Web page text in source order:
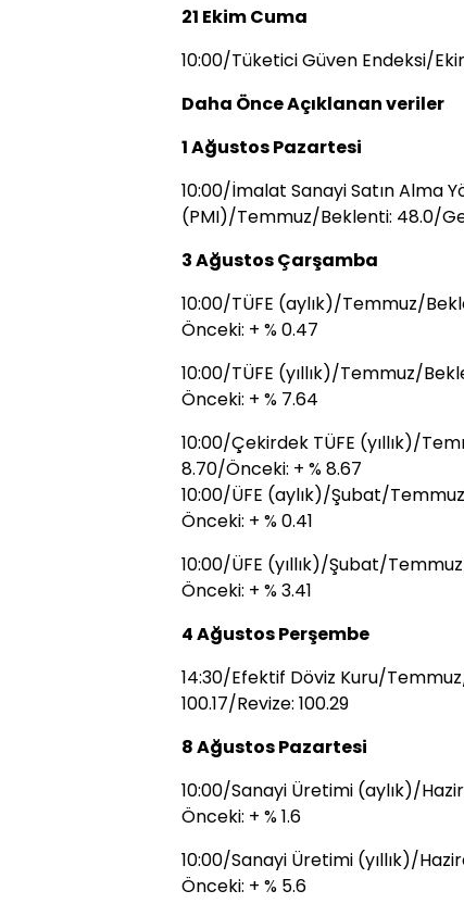
21 Ekim Cuma
10:00/Tüketici Güven Endeksi/
Daha Önce Açıklanan veriler
1 Ağustos Pazartesi
10:00/İmalat Sanayi Satın Alma
(PMI)/Temmuz/Beklenti: 48.0/
3 Ağustos Çarşamba
10:00/TÜFE (aylık)/Temmuz/
Önceki: + % 0.47
10:00/TÜFE (yıllık)/Temmuz/
Önceki: + % 7.64
10:00/Çekirdek TÜFE (yıllık)/
8.70/Önceki: + % 8.67
10:00/ÜFE (aylık)/Şubat/
Önceki: + % 0.41
10:00/ÜFE (yıllık)/Şubat/
Önceki: + % 3.41
4 Ağustos Perşembe
14:30/Efektif Döviz Kuru/
100.17/Revize: 100.29
8 Ağustos Pazartesi
10:00/Sanayi Üretimi (aylık)/
Önceki: + % 1.6
10:00/Sanayi Üretimi (yıllık)/
Önceki: + % 5.6